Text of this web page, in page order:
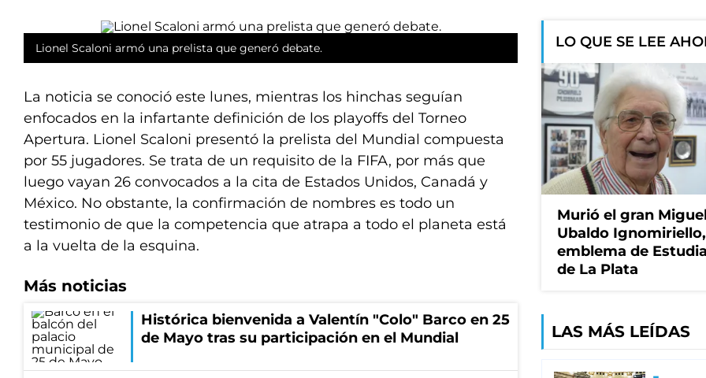
Lionel Scaloni armó una prelista que generó debate.
La noticia se conoció este lunes, mientras los hinchas seguían
enfocados en la infartante definición de los playoffs del Torneo
Apertura. Lionel Scaloni presentó la prelista del Mundial compuesta
por 55 jugadores. Se trata de un requisito de la FIFA, por más que
luego vayan 26 convocados a la cita de Estados Unidos, Canadá y
México. No obstante, la confirmación de nombres es todo un
testimonio de que la competencia que atrapa a todo el planeta está
a la vuelta de la esquina.
Más noticias
Histórica bienvenida a Valentín "Colo" Barco en 25
de Mayo tras su participación en el Mundial
LO QUE SE LEE
Murió el gran Miguel
Ubaldo
emblema de
de La Plata
LAS MÁS LEÍDAS